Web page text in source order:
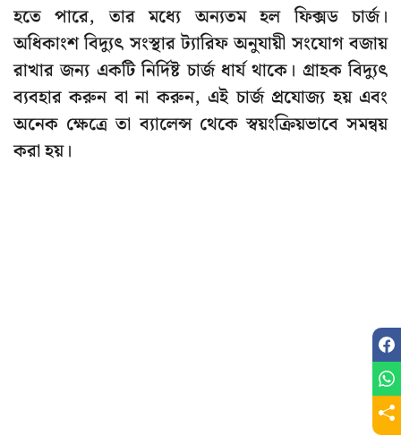
হতে পারে, তার মধ্যে অন্যতম হল ফিক্সড চার্জ।
অধিকাংশ বিদ্যুৎ সংস্থার ট্যারিফ অনুযায়ী সংযোগ বজায়
রাখার জন্য একটি নির্দিষ্ট চার্জ ধার্য থাকে। গ্রাহক বিদ্যুৎ
ব্যবহার করুন বা না করুন, এই চার্জ প্রযোজ্য হয় এবং
অনেক ক্ষেত্রে তা ব্যালেন্স থেকে স্বয়ংক্রিয়ভাবে সমন্বয়
করা হয়।